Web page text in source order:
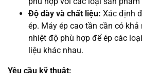
Độ dày và chất liệu: Xác định
ép. Máy ép cao tần cần có
nhiệt độ phù hợp để ép các
liệu khác nhau.
Yêu cầu kỹ thuật: